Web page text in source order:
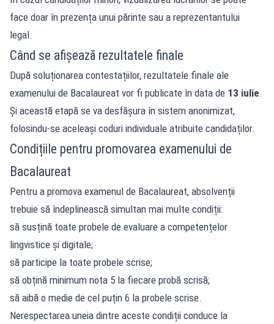
face doar în prezența unui părinte sau a reprezentantului
legal.
Când se afișează rezultatele finale
După soluționarea contestațiilor, rezultatele finale ale
examenului de Bacalaureat vor fi publicate în data de 13 iulie.
Și această etapă se va desfășura în sistem anonimizat,
folosindu-se aceleași coduri individuale atribuite candidaților.
Condițiile pentru promovarea examenului de
Bacalaureat
Pentru a promova examenul de Bacalaureat, absolvenții
trebuie să îndeplinească simultan mai multe condiții:
să susțină toate probele de evaluare a competențelor
lingvistice și digitale;
să participe la toate probele scrise;
să obțină minimum nota 5 la fiecare probă scrisă;
să aibă o medie de cel puțin 6 la probele scrise.
Nerespectarea uneia dintre aceste condiții conduce la